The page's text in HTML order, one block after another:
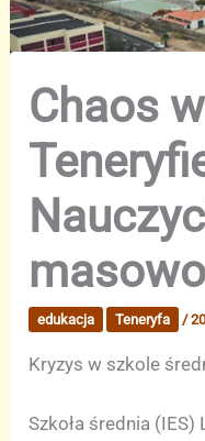
Chaos
edukacja Teneryfa /
Kryzys w szkole
Szkoła średnia